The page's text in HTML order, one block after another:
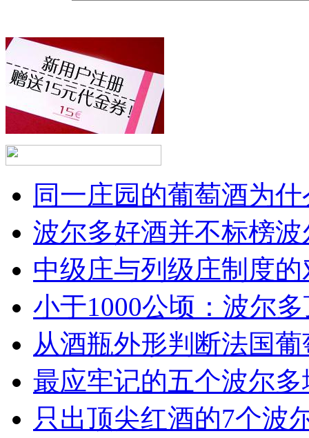
同一庄园的葡萄酒为
波尔多好酒并不标榜
中级庄与列级庄制度
小于1000公顷：波尔
从酒瓶外形判断法国
最应牢记的五个波尔多
只出顶尖红酒的7个波